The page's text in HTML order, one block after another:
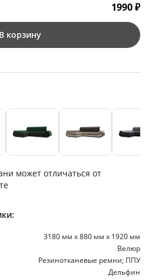
1990 ₽
В корзину
может отличаться от
3180 мм х 880 мм х 1920 мм
Велюр
Резинотканевые ремни; ППУ
Дельфин